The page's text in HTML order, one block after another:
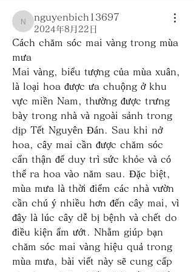
nguyenbich13697
nguyenbich13697
2024年8月22日
Cách chăm sóc mai vàng trong mùa
mưa
Mai vàng, biểu tượng của mùa xuân,
là loại hoa được ưa chuộng ở khu
vực miền Nam, thường được trưng
bày trong nhà và ngoài sảnh trong
dịp Tết Nguyên Đán. Sau khi nở
hoa, cây mai cần được chăm sóc
cẩn thận để duy trì sức khỏe và có
thể ra hoa vào năm sau. Đặc biệt,
mùa mưa là thời điểm các nhà vườn
cần chú ý nhiều hơn đến cây mai, vì
đây là lúc cây dễ bị bệnh và chết do
điều kiện ẩm ướt. Nhằm giúp bạn
chăm sóc mai vàng hiệu quả trong
mùa mưa, bài viết này sẽ cung cấp